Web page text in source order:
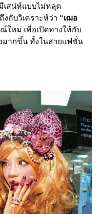
เสน่ห์แบบไม่หลุด
งกับวิเคราะห์ว่า “เฌอ
ใหม่ เพื่อเปิดทางให้กับ
มากขึ้น ทั้งในสายแฟชั่น